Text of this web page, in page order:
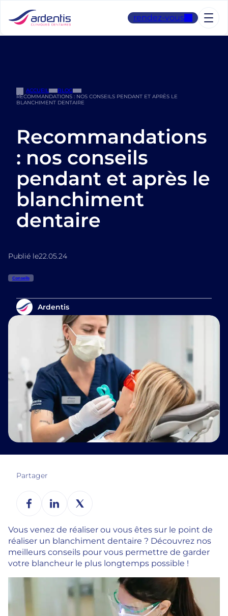
contenu
rendez-vous
ACCUEIL
BLOG
RECOMMANDATIONS : NOS CONSEILS PENDANT ET APRÈS LE
BLANCHIMENT DENTAIRE
Recommandations
: nos conseils
pendant et après le
blanchiment
dentaire
Publié le22.05.24
Conseils
Ardentis
Partager
Vous venez de réaliser ou vous êtes sur le point de
réaliser un blanchiment dentaire ? Découvrez nos
meilleurs conseils pour vous permettre de garder
votre blancheur le plus longtemps possible !